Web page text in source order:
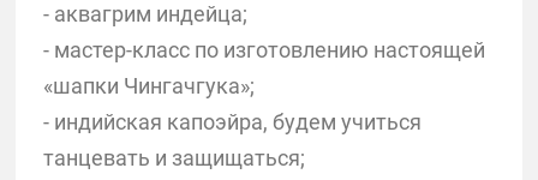
- аквагрим индейца;
- мастер-класс по изготовлению настоящей
«шапки Чингачгука»;
- индийская капоэйра, будем учиться
танцевать и защищаться;